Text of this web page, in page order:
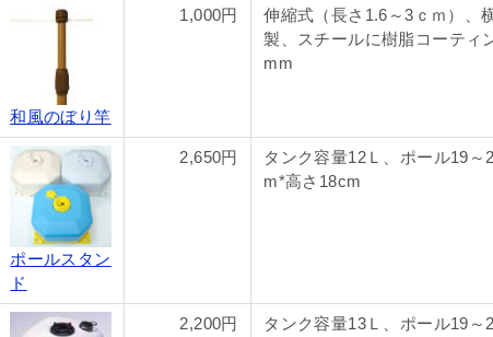
和風のぼり竿
1,000円
伸縮式（長さ1.6～3ｃｍ）、
製、スチールに樹脂コーティ
mm
ポールスタン
ド
2,650円
タンク容量12Ｌ、ポール19
m*高さ18cm
2,200円
タンク容量13Ｌ、ポール19